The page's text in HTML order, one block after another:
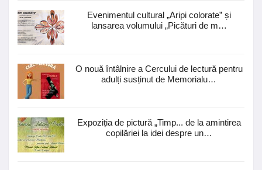
Evenimentul cultural „Aripi colorate” și
lansarea volumului „Picături de m…
O nouă întâlnire a Cercului de lectură pentru
adulți susținut de Memorialu…
Expoziția de pictură „Timp... de la amintirea
copilăriei la idei despre un…